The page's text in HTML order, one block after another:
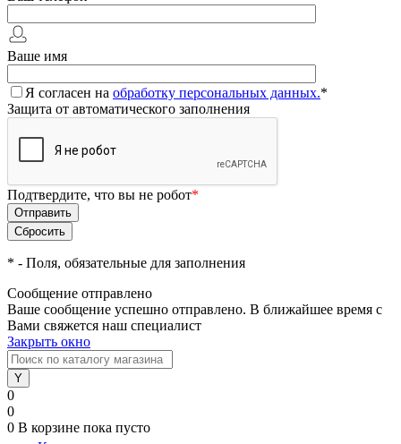
Ваше имя
Я согласен на обработку персональных данных.*
Защита от автоматического заполнения
Подтвердите, что вы не робот*
* - Поля, обязательные для заполнения
Сообщение отправлено
Ваше сообщение успешно отправлено. В ближайшее время с
Вами свяжется наш специалист
Закрыть окно
0
0
0 В корзине пока пусто